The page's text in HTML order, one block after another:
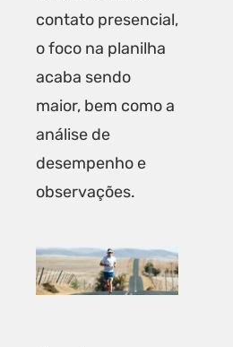
contato presencial,
o foco na planilha
acaba sendo
maior, bem como a
análise de
desempenho e
observações.